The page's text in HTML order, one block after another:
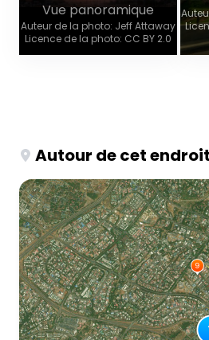
Vue panoramique
Auteur de la photo: Jeff Attaway
Licence de la photo: CC BY 2.0
Autour de cet endroit